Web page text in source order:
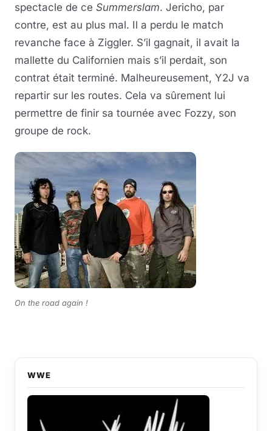
spectacle de ce Summerslam. Jericho, par
contre, est au plus mal. Il a perdu le match
revanche face à Ziggler. S’il gagnait, il avait la
mallette du Californien mais s’il perdait, son
contrat était terminé. Malheureusement, Y2J va
repartir sur les routes. Cela va sûrement lui
permettre de finir sa tournée avec Fozzy, son
groupe de rock.
On the road again !
WWE